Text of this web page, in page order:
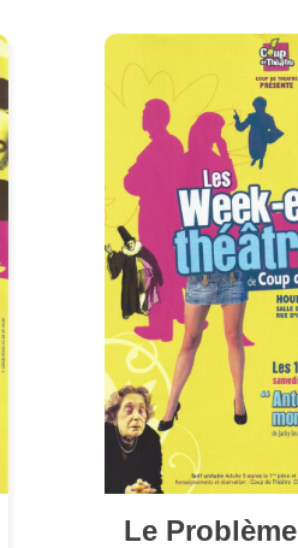
Le Problème